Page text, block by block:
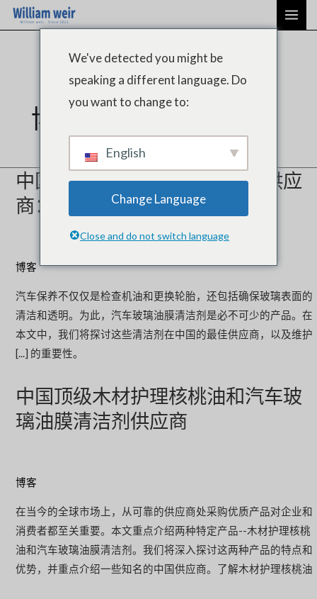
至
主
博客
中国顶级汽车玻璃油膜清洁剂供应
商：综合指南
博客
汽车保养不仅仅是检查机油和更换轮胎，还包括确保玻璃表面的
清洁和透明。为此，汽车玻璃油膜清洁剂是必不可少的产品。在
本文中，我们将探讨这些清洁剂在中国的最佳供应商，以及维护
[...] 的重要性。
中国顶级木材护理核桃油和汽车玻
璃油膜清洁剂供应商
博客
在当今的全球市场上，从可靠的供应商处采购优质产品对企业和
消费者都至关重要。本文重点介绍两种特定产品--木材护理核桃
油和汽车玻璃油膜清洁剂。我们将深入探讨这两种产品的特点和
优势，并重点介绍一些知名的中国供应商。了解木材护理核桃油
帖
子
We've detected you might be
speaking a different language. Do
you want to change to:
English
Change Language
Close and do not switch language